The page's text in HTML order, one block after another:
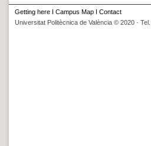
Getting here I Campus Map I Contact
Universitat Politècnica de València © 2020 ·